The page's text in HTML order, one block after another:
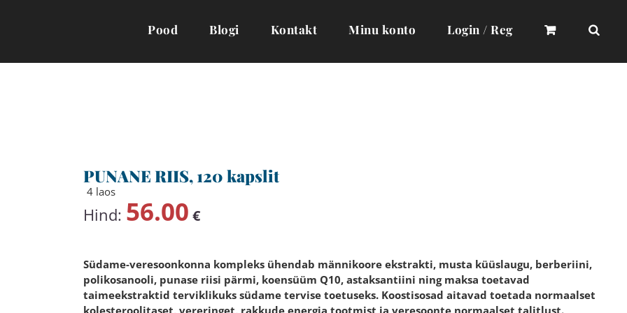
Pood Blogi Kontakt Minu konto Login / Reg
PUNANE RIIS, 120 kapslit
4 laos
Hind: 56.00 €
Südame-veresoonkonna kompleks ühendab männikoore ekstrakti, musta küüslaugu, berberiini,
polikosanooli, punase riisi pärmi, koensüüm Q10, astaksantiini ning maksa toetavad
taimeekstraktid terviklikuks südame tervise toetuseks. Koostisosad aitavad toetada normaalset
kolesteroolitaset, vereringet, rakkude energia tootmist ja veresoonte normaalset talitlust.